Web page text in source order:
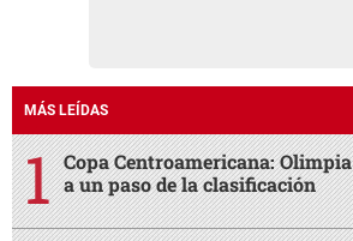
MÁS LEÍDAS
Copa Centroamericana:
a un paso de la clasificación